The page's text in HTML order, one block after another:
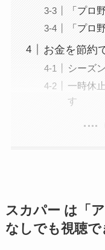
「プロ
「プロ
お金を節約
シーズ
一時休
す
スカパー は「
なしでも視聴で